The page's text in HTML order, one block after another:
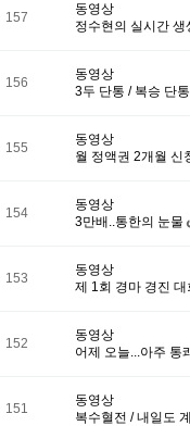
157
동영상
정수현의 실시간
156
동영상
3두 단통 / 복승 단
155
동영상
월 정액권 2개월 신
154
동영상
3만배..통한의 눈물
153
동영상
제 1회 경마 경진
152
동영상
어제 오늘...아주 통
151
동영상
복수혈전 / 내일도